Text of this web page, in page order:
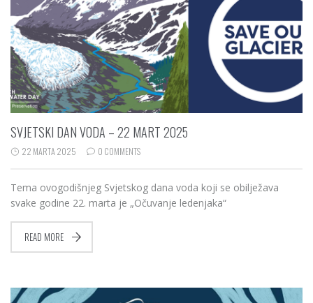
SVJETSKI DAN VODA – 22 MART 2025
22 MARTA 2025 0 COMMENTS
Tema ovogodišnjeg Svjetskog dana voda koji se obilježava
svake godine 22. marta je „Očuvanje ledenjaka“
READ MORE